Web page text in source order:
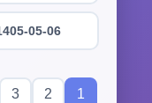
05-06
1
2
3